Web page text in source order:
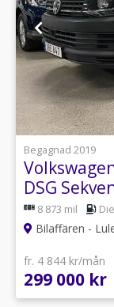
Begagnad 2019
DSG
8 873 mil
Bilaffären -
fr. 4 844 kr/mån
299 000 kr